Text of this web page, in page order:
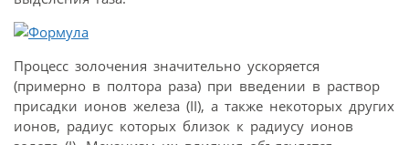
Процесс золочения значительно ускоряется
(примерно в полтора раза) при введении в раствор
присадки ионов железа (II), а также некоторых других
ионов, радиус которых близок к радиусу ионов